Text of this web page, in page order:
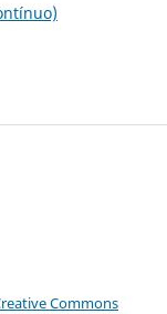
Commons